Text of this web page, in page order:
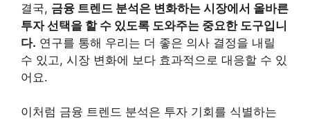
결국, 금융 트렌드 분석은 변화하는 시장에서 올바른
투자 선택을 할 수 있도록 도와주는 중요한 도구입니
다. 연구를 통해 우리는 더 좋은 의사 결정을 내릴
수 있고, 시장 변화에 보다 효과적으로 대응할 수 있
어요.
이처럼 금융 트렌드 분석은 투자 기회를 식별하는